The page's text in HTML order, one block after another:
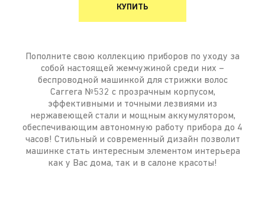
КУПИТЬ
Пополните свою коллекцию приборов по уходу за
собой настоящей жемчужиной среди них –
беспроводной машинкой для стрижки волос
Carrera №532 с прозрачным корпусом,
эффективными и точными лезвиями из
нержавеющей стали и мощным аккумулятором,
обеспечивающим автономную работу прибора до 4
часов! Стильный и современный дизайн позволит
машинке стать интересным элементом интерьера
как у Вас дома, так и в салоне красоты!